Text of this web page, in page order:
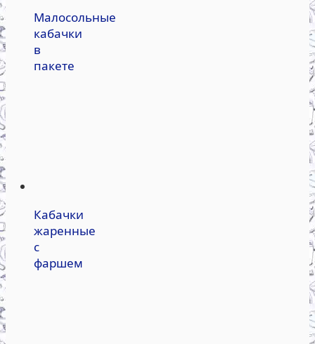
Малосольные
кабачки
в
пакете
Кабачки
жаренные
с
фаршем